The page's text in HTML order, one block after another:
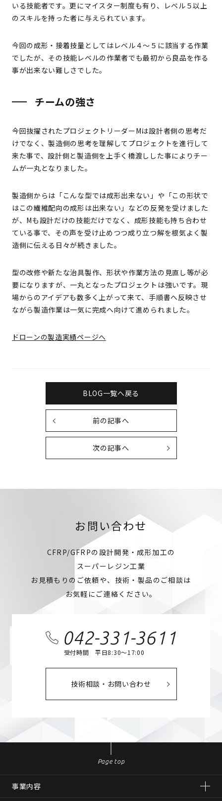
いる技能者です。更にマイスター制度も有り、レベル５以上
のスキルを持った者に与えられています。
今回の成形・接着技量としてはレベル４〜５に該当する作業
でしたが、その技能レベルの作業者でも最初から良品を作る
事が出来ない難しさでした。
チームの強さ
今回抜擢されたプロジェクトリーダーMは設計者側の思考だ
けでなく、製造側の思考を理解してプロジェクトを進行して
来た事で、設計側と製造側を上手く橋渡しした事によりチー
ムが一丸となりました。
製造側からは「こんな型では成形出来ない」や「この形状で
はこの繊維配向の成形は出来ない」などの反発を受けました
が、Mも設計だけの技能だけでなく、成形技能も持ち合わせ
ている事で、その声を受け止めつつ成り立つ解を根気よく製
造側に伝える日々が続きました。
型の改修や新たな治具製作、形状や作業方法の見直し等が必
要になりますが、一丸となったプロジェクトは強いです。現
場からのアイデアも数多く上がって来て、手順書へ反映させ
ながら製造作業は一気に完成へ向けて進められました。
ドローンの製造実績ページへ
BLOG一覧へ戻る
前の記事へ
次の記事へ
お問い合わせ
CFRP/GFRPの設計開発・成形加工の
スーパーレジン工業
お見積もりのご依頼や、技術・製品のご相談は
お気軽にご連絡ください。
042-331-3611
受付時間 平日8:30～17:00
技術相談・お問い合わせ
Page top
事業内容